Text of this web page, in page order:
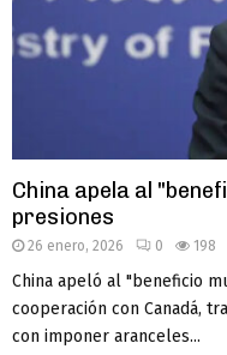
China apela al
presiones
26 enero, 2026 0 198
China apeló al "beneficio
cooperación con Canadá,
con imponer aranceles...